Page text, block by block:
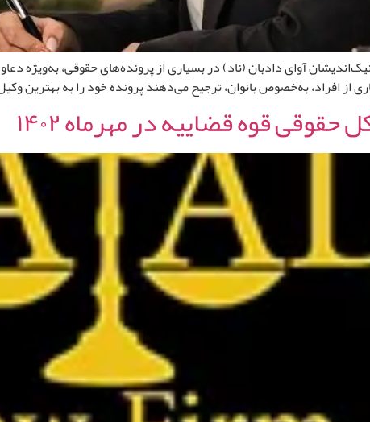
آوای دادبان (ناد) در بسیاری از پرونده‌های حقوقی، به‌ویژه
به‌خصوص بانوان، ترجیح می‌دهند پرونده خود را به بهترین
قوه قضاییه در مهرماه ۱۴۰۲